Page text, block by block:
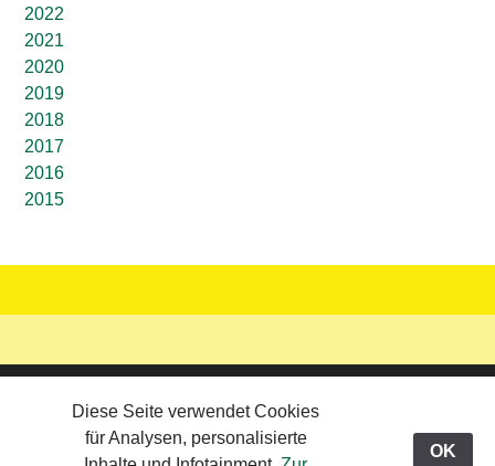
2022
2021
2020
2019
2018
2017
2016
2015
© 2026 Werbeteam Grazgraz-eins Mail-Kontakt
Viewing:> Willkommen>News-Ticker
Diese Seite verwendet Cookies
für Analysen, personalisierte
OK